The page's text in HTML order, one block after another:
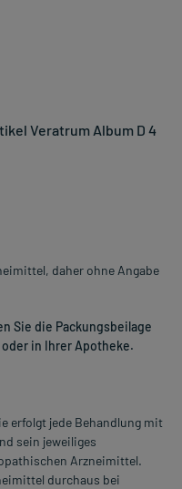
Veratrum Album D 4
daher ohne Angabe
Sie die Packungsbeilage
in Ihrer Apotheke.
erfolgt jede Behandlung mit
sein jeweiliges
Arzneimittel.
durchaus bei